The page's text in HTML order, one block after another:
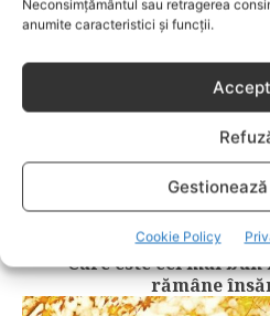
Neconsimțământul sau retragerea
anumite caracteristici și funcții.
Cookie Policy
Care este cel mai
rămâne